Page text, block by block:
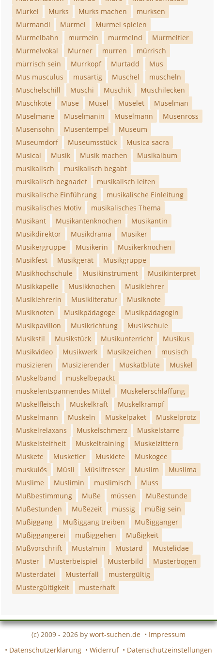
Murkel
Murks Murks machen
murksen
Murmandl
Murmel
Murmel spielen
Murmelbahn
murmeln murmelnd
Murmeltier
Murmelvokal
Murner murren
mürrisch
mürrisch sein
Murrkopf Murtadd
Mus
Mus musculus
musartig Muschel
muscheln
Muschelschill
Muschi Muschik
Muschilecken
Muschkote
Muse Musel Muselet
Muselman
Muselmane
Muselmanin Muselmann
Musenross
Musensohn
Musentempel
Museum
Museumdorf
Museumsstück
Musica sacra
Musical
Musik Musik machen
Musikalbum
musikalisch
musikalisch begabt
musikalisch begnadet
musikalisch leiten
musikalische Einführung
musikalische Einleitung
musikalisches Motiv
musikalisches Thema
Musikant
Musikantenknochen
Musikantin
Musikdirektor
Musikdrama
Musiker
Musikergruppe
Musikerin
Musikerknochen
Musikfest
Musikgerät
Musikgruppe
Musikhochschule
Musikinstrument
Musikinterpret
Musikkapelle
Musikknochen
Musiklehrer
Musiklehrerin
Musikliteratur
Musiknote
Musiknoten
Musikpädagoge
Musikpädagogin
Musikpavillon
Musikrichtung
Musikschule
Musikstil
Musikstück Musikunterricht
Musikus
Musikvideo
Musikwerk Musikzeichen
musisch
musizieren
Musizierender Muskatblüte
Muskel
Muskelband
muskelbepackt
muskelentspannendes Mittel
Muskelerschlaffung
Muskelfleisch
Muskelkraft
Muskelkrampf
Muskelmann
Muskeln Muskelpaket
Muskelprotz
Muskelrelaxans
Muskelschmerz
Muskelstarre
Muskelsteifheit
Muskeltraining
Muskelzittern
Muskete
Musketier Muskiete
Muskogee
muskulös
Müsli Müslifresser Muslim
Muslima
Muslime
Muslimin muslimisch
Muss
Mußbestimmung
Muße müssen
Mußestunde
Mußestunden
Mußezeit müssig
müßig sein
Müßiggang
Müßiggang treiben
Müßiggänger
Müßiggängerei
müßiggehen
Müßigkeit
Mußvorschrift
Musta’min Mustard
Mustelidae
Muster
Musterbeispiel Musterbild
Musterbogen
Musterdatei
Musterfall
mustergültig
Mustergültigkeit
musterhaft
(c) 2009 - 2026 by wort-suchen.de • Impressum
• Datenschutzerklärung • Widerruf • Datenschutzeinstellungen